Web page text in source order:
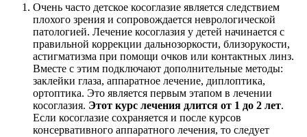
Очень часто детское косоглазие является следствием
плохого зрения и сопровождается неврологической
патологией. Лечение косоглазия у детей начинается с
правильной коррекции дальнозоркости, близорукости,
астигматизма при помощи очков или контактных линз.
Вместе с этим подключают дополнительные методы:
заклейки глаза, аппаратное лечение, диплоптика,
ортоптика. Это является первым этапом в лечении
косоглазия. Этот курс лечения длится от 1 до 2 лет.
Если косоглазие сохраняется и после курсов
консервативного аппаратного лечения, то следует